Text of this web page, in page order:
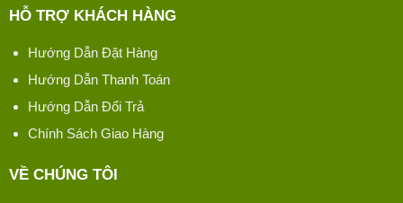
HỖ TRỢ KHÁCH HÀNG
Hướng Dẫn Đặt Hàng
Hướng Dẫn Thanh Toán
Hướng Dẫn Đổi Trả
Chính Sách Giao Hàng
VỀ CHÚNG TÔI